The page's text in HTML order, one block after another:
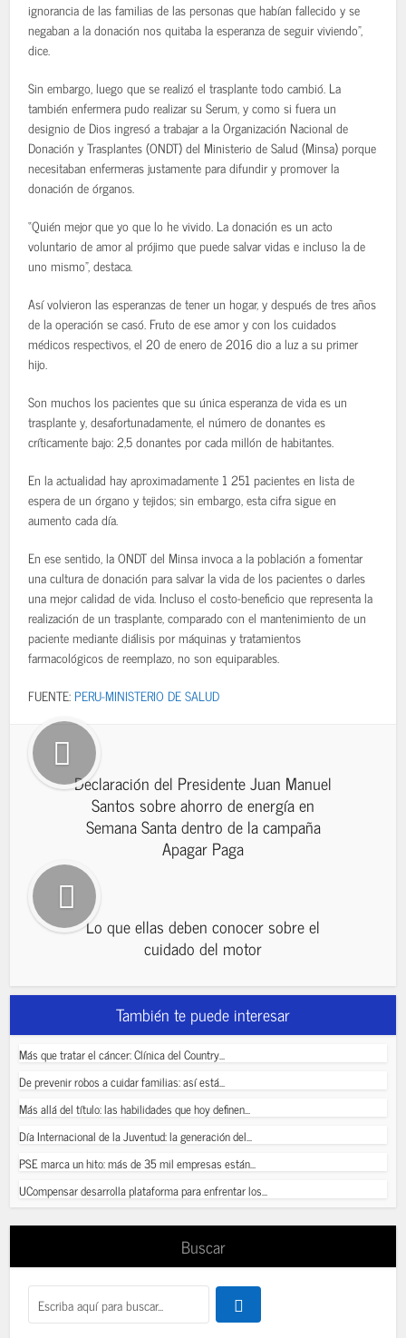
ignorancia de las familias de las personas que habían fallecido y se
negaban a la donación nos quitaba la esperanza de seguir viviendo”,
dice.
Sin embargo, luego que se realizó el trasplante todo cambió. La
también enfermera pudo realizar su Serum, y como si fuera un
designio de Dios ingresó a trabajar a la Organización Nacional de
Donación y Trasplantes (ONDT) del Ministerio de Salud (Minsa) porque
necesitaban enfermeras justamente para difundir y promover la
donación de órganos.
“Quién mejor que yo que lo he vivido. La donación es un acto
voluntario de amor al prójimo que puede salvar vidas e incluso la de
uno mismo”, destaca.
Así volvieron las esperanzas de tener un hogar, y después de tres años
de la operación se casó. Fruto de ese amor y con los cuidados
médicos respectivos, el 20 de enero de 2016 dio a luz a su primer
hijo.
Son muchos los pacientes que su única esperanza de vida es un
trasplante y, desafortunadamente, el número de donantes es
críticamente bajo: 2,5 donantes por cada millón de habitantes.
En la actualidad hay aproximadamente 1 251 pacientes en lista de
espera de un órgano y tejidos; sin embargo, esta cifra sigue en
aumento cada día.
En ese sentido, la ONDT del Minsa invoca a la población a fomentar
una cultura de donación para salvar la vida de los pacientes o darles
una mejor calidad de vida. Incluso el costo-beneficio que representa la
realización de un trasplante, comparado con el mantenimiento de un
paciente mediante diálisis por máquinas y tratamientos
farmacológicos de reemplazo, no son equiparables.
FUENTE: PERU-MINISTERIO DE SALUD
Declaración del Presidente Juan Manuel
Santos sobre ahorro de energía en
Semana Santa dentro de la campaña
Apagar Paga
Lo que ellas deben conocer sobre el
cuidado del motor
También te puede interesar
Más que tratar el cáncer: Clínica del Country...
De prevenir robos a cuidar familias: así está...
Más allá del título: las habilidades que hoy definen...
Día Internacional de la Juventud: la generación del...
PSE marca un hito: más de 35 mil empresas están...
UCompensar desarrolla plataforma para enfrentar los...
Buscar